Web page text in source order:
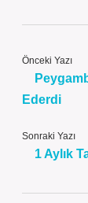
Önceki Yazı
Ederdi
Sonraki Yazı
1 Aylık